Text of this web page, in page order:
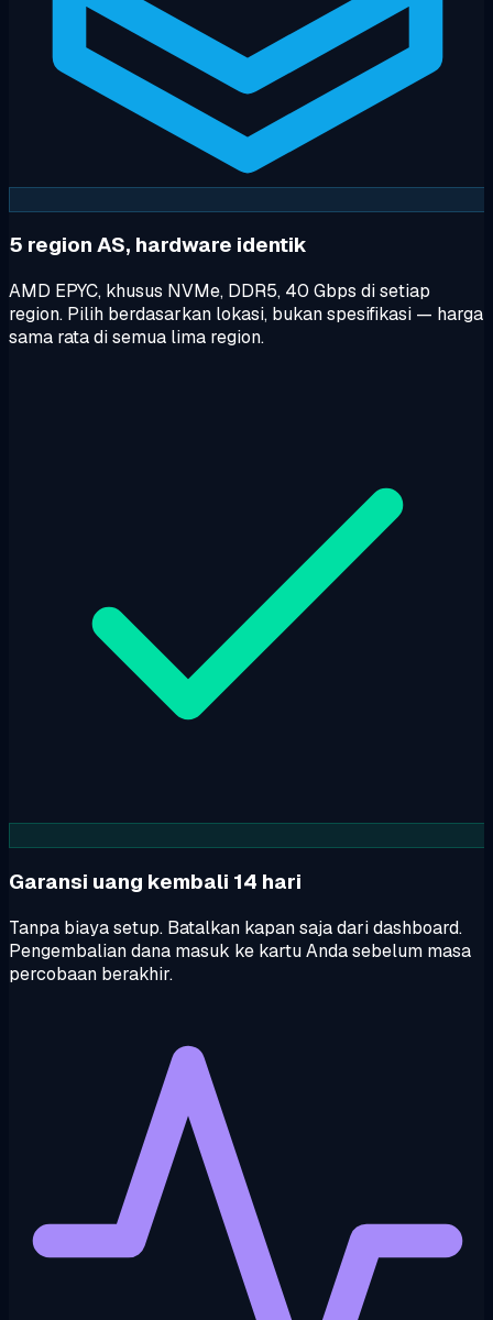
5 region AS, hardware identik
AMD EPYC, khusus NVMe, DDR5, 40 Gbps di setiap
region. Pilih berdasarkan lokasi, bukan spesifikasi — harga
sama rata di semua lima region.
Garansi uang kembali 14 hari
Tanpa biaya setup. Batalkan kapan saja dari dashboard.
Pengembalian dana masuk ke kartu Anda sebelum masa
percobaan berakhir.